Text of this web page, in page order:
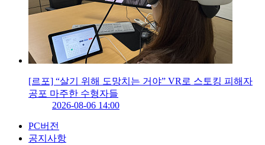
[르포] “살기 위해 도망치는 거야” VR로 스토킹 피해자
공포 마주한 수형자들
2026-08-06 14:00
PC버전
공지사항